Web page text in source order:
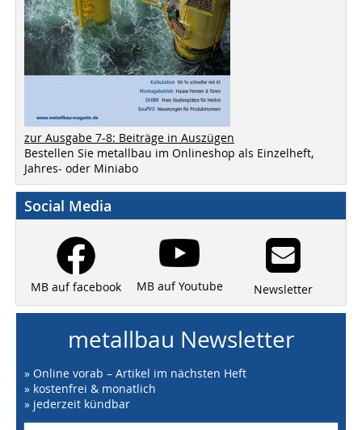
zur Ausgabe 7-8: Beiträge in Auszügen
Bestellen Sie metallbau im Onlineshop als Einzelheft,
Jahres- oder Miniabo
Social Media
MB auf facebook MB auf Youtube Newsletter
metallbau Newsletter
» Online vorab – Artikel im nächsten Heft
» kostenfrei & monatlich
» jederzeit kündbar